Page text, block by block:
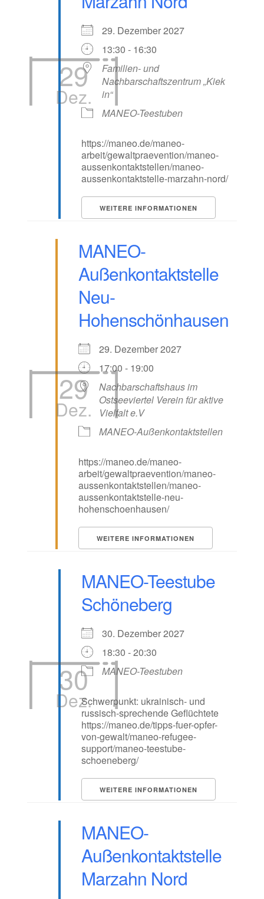
29
Dez.
29. Dezember 2027
13:30 - 16:30
Familien- und
Nachbarschaftszentrum „Kiek
in“
MANEO-Teestuben
https://maneo.de/maneo-
arbeit/gewaltpraevention/maneo-
aussenkontaktstellen/maneo-
aussenkontaktstelle-marzahn-nord/
WEITERE INFORMATIONEN
29
Dez.
MANEO-
Außenkontaktstelle
Neu-
Hohenschönhausen
29. Dezember 2027
17:00 - 19:00
Nachbarschaftshaus im
Ostseeviertel Verein für aktive
Vielfalt e.V
MANEO-Außenkontaktstellen
https://maneo.de/maneo-
arbeit/gewaltpraevention/maneo-
aussenkontaktstellen/maneo-
aussenkontaktstelle-neu-
hohenschoenhausen/
WEITERE INFORMATIONEN
30
Dez.
MANEO-Teestube
Schöneberg
30. Dezember 2027
18:30 - 20:30
MANEO-Teestuben
Schwerpunkt: ukrainisch- und
russisch-sprechende Geflüchtete
https://maneo.de/tipps-fuer-opfer-
von-gewalt/maneo-refugee-
support/maneo-teestube-
schoeneberg/
WEITERE INFORMATIONEN
MANEO-
Außenkontaktstelle
Marzahn Nord